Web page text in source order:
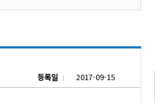
등록일 2017-09-15